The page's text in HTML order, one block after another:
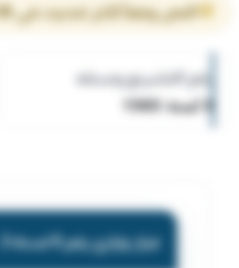
النص وفقاً لآخر تحديث في 05 أغسطس 2026
رقم التشريع وسنته
8 لسنة 1985